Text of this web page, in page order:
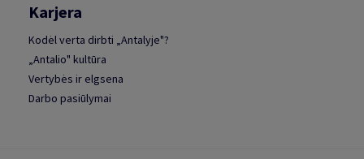
Karjera
Kodėl verta dirbti „Antalyje"?
„Antalio" kultūra
Vertybės ir elgsena
Darbo pasiūlymai